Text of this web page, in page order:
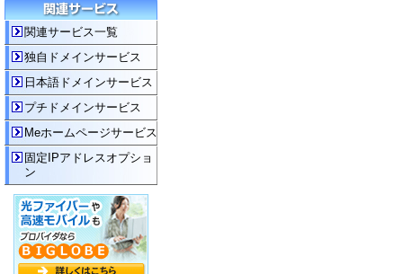
関連サービス一覧
独自ドメインサービス
日本語ドメインサービス
プチドメインサービス
Meホームページサービス
固定IPアドレスオプショ
ン